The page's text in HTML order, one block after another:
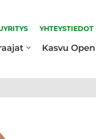
YHTEYSTIEDOT
Kasvu Open